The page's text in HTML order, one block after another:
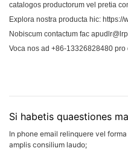
catalogos productorum vel pretia
Explora nostra producta hic: https://
Nobiscum contactum fac
Voca nos ad +86-13326828480 pro
Si habetis quaestiones
In phone email relinquere vel
amplis consilium laudo;